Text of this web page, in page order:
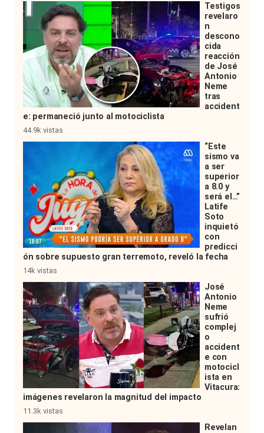
Testigos
revelaro
n
descono
cida
reacción
de José
Antonio
Neme
tras
accident
e: permaneció junto al motociclista
44.9k vistas
“Este
sismo va
a ser
superior
a 8.0 y
será el…”
Latife
Soto
inquietó
con
predicci
ón sobre supuesto gran terremoto, reveló la fecha
14k vistas
José
Antonio
Neme
sufrió
complej
o
accident
e con
motocicl
ista en
Vitacura:
imágenes revelaron la magnitud del impacto
11.3k vistas
Revelan